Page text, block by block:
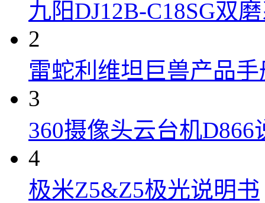
九阳DJ12B-C18SG双
2
雷蛇利维坦巨兽产品手
3
360摄像头云台机D866
4
极米Z5&Z5极光说明书